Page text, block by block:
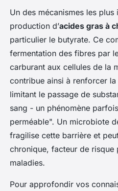
Un des mécanismes les plus
production d’acides gras à
particulier le butyrate. Ce
fermentation des fibres par
carburant aux cellules de la
contribue ainsi à renforcer la
limitant le passage de
sang - un phénomène
perméable". Un microbiote
fragilise cette barrière et
chronique, facteur de risque
maladies.
Pour approfondir vos